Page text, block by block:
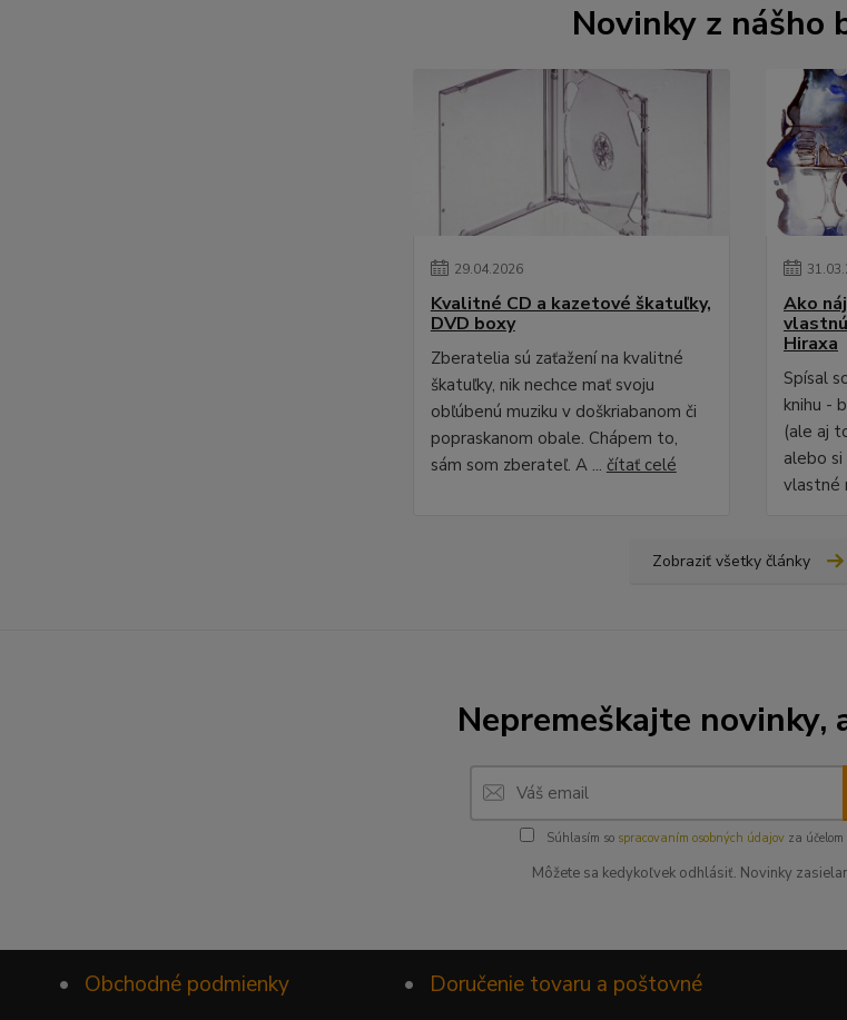
Novinky z nášho
29.04.2026
Kvalitné CD a kazetové škatuľky,
DVD boxy
Zberatelia sú zaťažení na kvalitné
škatuľky, nik nechce mať svoju
obľúbenú muziku v doškriabanom či
popraskanom obale. Chápem to,
sám som zberateľ. A ... čítať celé
31.03.
Ako
Hiraxa
Spísal
knihu -
(ale aj
alebo
vlastné
Zobraziť všetky články
Nepremeškajte novinky,
Súhlasím so spracovaním osobných údajovza účelom
Môžete sa kedykoľvek odhlásiť. Novinky
• Obchodné podmienky • Doručenie tovaru a poštovné